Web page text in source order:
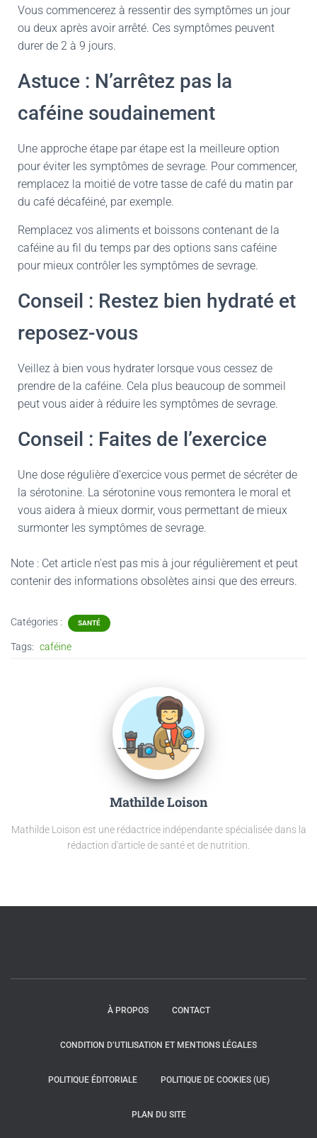
Vous commencerez à ressentir des symptômes un jour
ou deux après avoir arrêté. Ces symptômes peuvent
durer de 2 à 9 jours.
Astuce : N’arrêtez pas la
caféine soudainement
Une approche étape par étape est la meilleure option
pour éviter les symptômes de sevrage. Pour commencer,
remplacez la moitié de votre tasse de café du matin par
du café décaféiné, par exemple.
Remplacez vos aliments et boissons contenant de la
caféine au fil du temps par des options sans caféine
pour mieux contrôler les symptômes de sevrage.
Conseil : Restez bien hydraté et
reposez-vous
Veillez à bien vous hydrater lorsque vous cessez de
prendre de la caféine. Cela plus beaucoup de sommeil
peut vous aider à réduire les symptômes de sevrage.
Conseil : Faites de l’exercice
Une dose régulière d’exercice vous permet de sécréter de
la sérotonine. La sérotonine vous remontera le moral et
vous aidera à mieux dormir, vous permettant de mieux
surmonter les symptômes de sevrage.
Note : Cet article n'est pas mis à jour régulièrement et peut
contenirdes informations obsolètes ainsi que des erreurs.
Catégories : SANTÉ
Tags: caféine
Mathilde Loison
Mathilde Loison est une rédactrice indépendante spécialisée dans la
rédaction d'article de santé et de nutrition.
À PROPOS CONTACT
CONDITION D’UTILISATION ET MENTIONS LÉGALES
POLITIQUE ÉDITORIALE POLITIQUE DE COOKIES (UE)
PLAN DU SITE